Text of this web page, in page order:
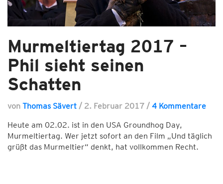
Murmeltiertag 2017 –
Phil sieht seinen
Schatten
von Thomas Sävert / 2. Februar 2017 / 4 Kommentare
Heute am 02.02. ist in den USA Groundhog Day,
Murmeltiertag. Wer jetzt sofort an den Film „Und täglich
grüßt das Murmeltier“ denkt, hat vollkommen Recht.